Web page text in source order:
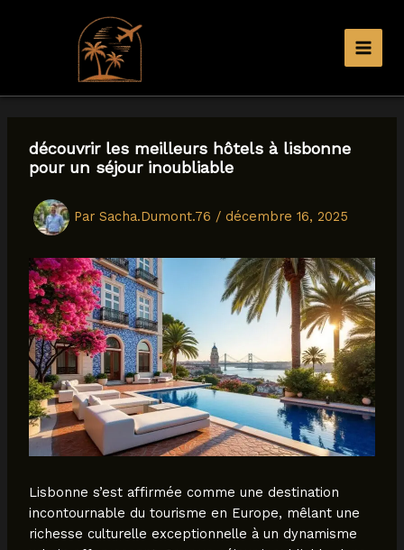
Aller
contenudécouvrir les meilleurs hôtels à lisbonne
pour un séjour inoubliable
Par Sacha.Dumont.76 / décembre 16, 2025
Lisbonne s’est affirmée comme une destination
incontournable du tourisme en Europe, mêlant une
richesse culturelle exceptionnelle à un dynamisme